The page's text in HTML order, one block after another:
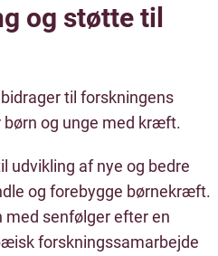
og støtte til
til forskningens
børn og unge med kræft.
udvikling af nye og bedre
og forebygge børnekræft.
med senfølger efter en
forskningssamarbejde